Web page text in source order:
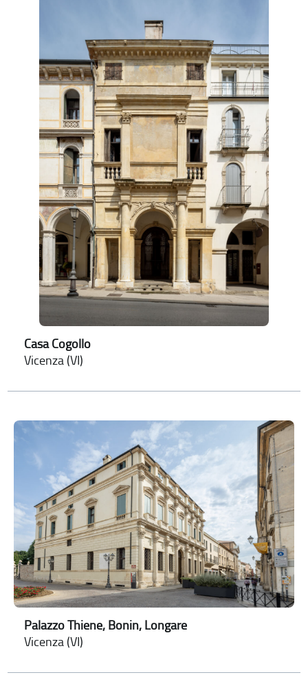
Casa Cogollo
Vicenza (VI)
Palazzo Thiene, Bonin, Longare
Vicenza (VI)